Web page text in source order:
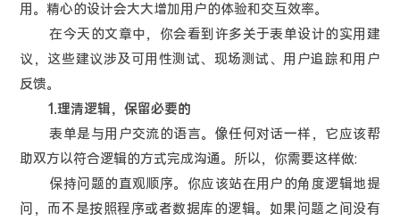
用。精心的设计会大大增加用户的体验和交互效率。
在今天的文章中，你会看到许多关于表单设计的实用建
议，这些建议涉及可用性测试、现场测试、用户追踪和用户
反馈。
1.理清逻辑，保留必要的
表单是与用户交流的语言。像任何对话一样，它应该帮
助双方以符合逻辑的方式完成沟通。所以，你需要这样做:
保持问题的直观顺序。你应该站在用户的角度逻辑地提
问，而不是按照程序或者数据库的逻辑。如果问题之间没有